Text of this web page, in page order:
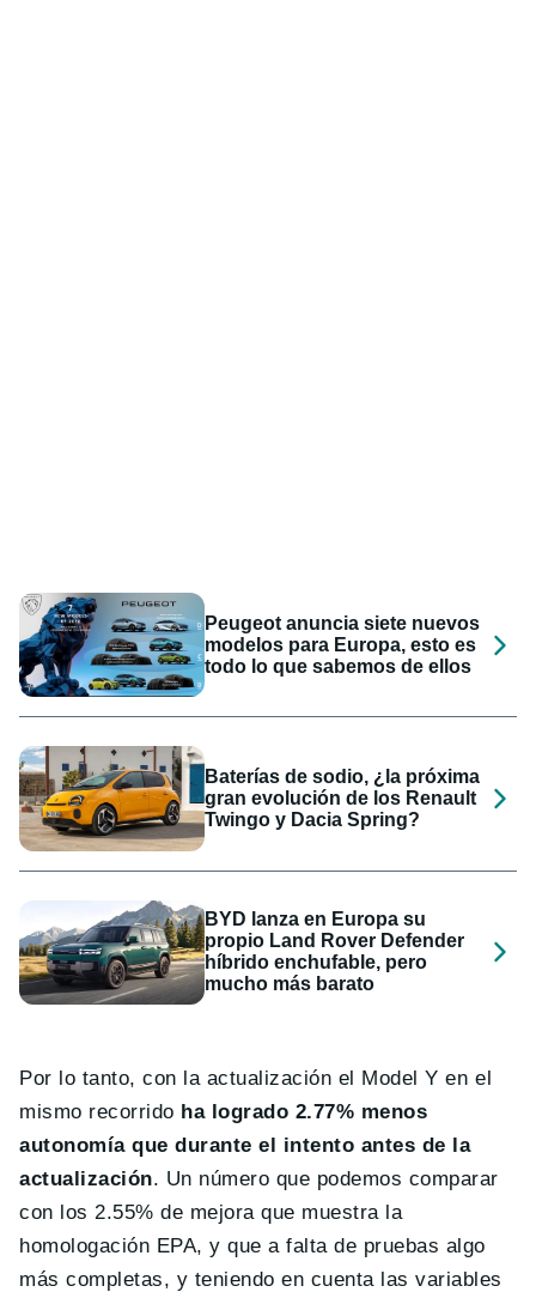
Peugeot anuncia siete nuevos
modelos para Europa, esto es
todo lo que sabemos de ellos
Baterías de sodio, ¿la próxima
gran evolución de los Renault
Twingo y Dacia Spring?
BYD lanza en Europa su
propio Land Rover Defender
híbrido enchufable, pero
mucho más barato
Por lo tanto, con la actualización el Model Y en el
mismo recorrido ha logrado 2.77% menos
autonomía que durante el intento antes de la
actualización. Un número que podemos comparar
con los 2.55% de mejora que muestra la
homologación EPA, y que a falta de pruebas algo
más completas, y teniendo en cuenta las variables